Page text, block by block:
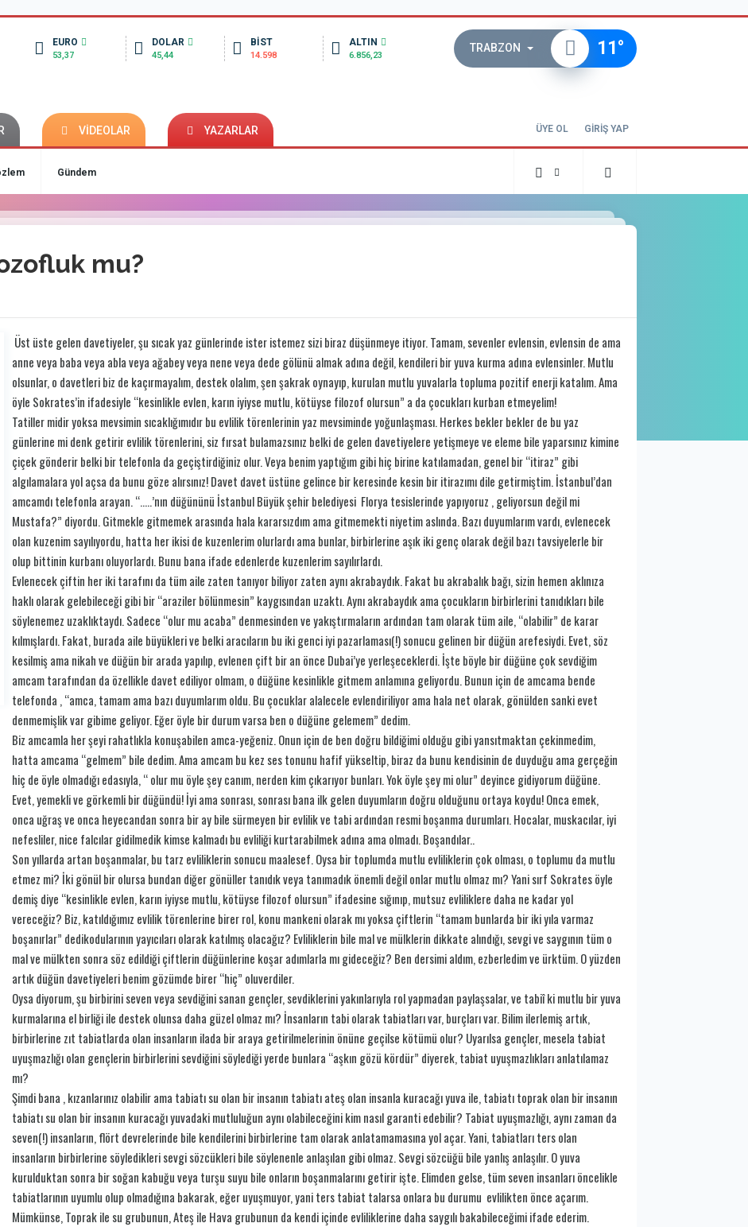
EURO
53,37
DOLAR
45,44
BİST
14.598
ALTIN
6.856,23
TRABZON 11°
VİDEOLAR YAZARLAR ÜYE OL GİRİŞ YAP
Gündem
mu?
Üst üste gelen davetiyeler, şu sıcak yaz günlerinde ister istemez sizi biraz düşünmeye itiyor. Tamam, sevenler evlensin, evlensin de ama
anne veya baba veya abla veya ağabey veya nene veya dede gölünü almak adına değil, kendileri bir yuva kurma adına evlensinler. Mutlu
olsunlar, o davetleri biz de kaçırmayalım, destek olalım, şen şakrak oynayıp, kurulan mutlu yuvalarla topluma pozitif enerji katalım. Ama
öyle Sokrates’in ifadesiyle “kesinlikle evlen, karın iyiyse mutlu, kötüyse filozof olursun” a da çocukları kurban etmeyelim!
Tatiller midir yoksa mevsimin sıcaklığımıdır bu evlilik törenlerinin yaz mevsiminde yoğunlaşması. Herkes bekler bekler de bu yaz
günlerine mi denk getirir evlilik törenlerini, siz fırsat bulamazsınız belki de gelen davetiyelere yetişmeye ve eleme bile yaparsınız kimine
çiçek gönderir belki bir telefonla da geçiştirdiğiniz olur. Veya benim yaptığım gibi hiç birine katılamadan, genel bir “itiraz” gibi
algılamalara yol açsa da bunu göze alırsınız! Davet davet üstüne gelince bir keresinde kesin bir itirazımı dile getirmiştim. İstanbul’dan
amcamdı telefonla arayan. “…..’nın düğününü İstanbul Büyük şehir belediyesi Florya tesislerinde yapıyoruz , geliyorsun değil mi
Mustafa?” diyordu. Gitmekle gitmemek arasında hala kararsızdım ama gitmemekti niyetim aslında. Bazı duyumlarım vardı, evlenecek
olan kuzenim sayılıyordu, hatta her ikisi de kuzenlerim olurlardı ama bunlar, birbirlerine aşık iki genç olarak değil bazı tavsiyelerle bir
olup bittinin kurbanı oluyorlardı. Bunu bana ifade edenlerde kuzenlerim sayılırlardı.
Evlenecek çiftin her iki tarafını da tüm aile zaten tanıyor biliyor zaten aynı akrabaydık. Fakat bu akrabalık bağı, sizin hemen aklınıza
haklı olarak gelebileceği gibi bir “araziler bölünmesin” kaygısından uzaktı. Aynı akrabaydık ama çocukların birbirlerini tanıdıkları bile
söylenemez uzaklıktaydı. Sadece “olur mu acaba” denmesinden ve yakıştırmaların ardından tam olarak tüm aile, “olabilir” de karar
kılmışlardı. Fakat, burada aile büyükleri ve belki aracıların bu iki genci iyi pazarlaması(!) sonucu gelinen bir düğün arefesiydi. Evet, söz
kesilmiş ama nikah ve düğün bir arada yapılıp, evlenen çift bir an önce Dubai’ye yerleşeceklerdi. İşte böyle bir düğüne çok sevdiğim
amcam tarafından da özellikle davet ediliyor olmam, o düğüne kesinlikle gitmem anlamına geliyordu. Bunun için de amcama bende
telefonda , “amca, tamam ama bazı duyumlarım oldu. Bu çocuklar alalecele evlendiriliyor ama hala net olarak, gönülden sanki evet
denmemişlik var gibime geliyor. Eğer öyle bir durum varsa ben o düğüne gelemem” dedim.
Biz amcamla her şeyi rahatlıkla konuşabilen amca-yeğeniz. Onun için de ben doğru bildiğimi olduğu gibi yansıtmaktan çekinmedim,
hatta amcama “gelmem” bile dedim. Ama amcam bu kez ses tonunu hafif yükseltip, biraz da bunu kendisinin de duyduğu ama gerçeğin
hiç de öyle olmadığı edasıyla, “ olur mu öyle şey canım, nerden kim çıkarıyor bunları. Yok öyle şey mi olur” deyince gidiyorum düğüne.
Evet, yemekli ve görkemli bir düğündü! İyi ama sonrası, sonrası bana ilk gelen duyumların doğru olduğunu ortaya koydu! Onca emek,
onca uğraş ve onca heyecandan sonra bir ay bile sürmeyen bir evlilik ve tabi ardından resmi boşanma durumları. Hocalar, muskacılar, iyi
nefesliler, nice falcılar gidilmedik kimse kalmadı bu evliliği kurtarabilmek adına ama olmadı. Boşandılar..
Son yıllarda artan boşanmalar, bu tarz evliliklerin sonucu maalesef. Oysa bir toplumda mutlu evliliklerin çok olması, o toplumu da mutlu
etmez mi? İki gönül bir olursa bundan diğer gönüller tanıdık veya tanımadık önemli değil onlar mutlu olmaz mı? Yani sırf Sokrates öyle
demiş diye “kesinlikle evlen, karın iyiyse mutlu, kötüyse filozof olursun” ifadesine sığınıp, mutsuz evliliklere daha ne kadar yol
vereceğiz? Biz, katıldığımız evlilik törenlerine birer rol, konu mankeni olarak mı yoksa çiftlerin “tamam bunlarda bir iki yıla varmaz
boşanırlar” dedikodularının yayıcıları olarak katılmış olacağız? Evliliklerin bile mal ve mülklerin dikkate alındığı, sevgi ve saygının tüm o
mal ve mülkten sonra söz edildiği çiftlerin düğünlerine koşar adımlarla mı gideceğiz? Ben dersimi aldım, ezberledim ve ürktüm. O yüzden
artık düğün davetiyeleri benim gözümde birer “hiç” oluverdiler.
Oysa diyorum, şu birbirini seven veya sevdiğini sanan gençler, sevdiklerini yakınlarıyla rol yapmadan paylaşsalar, ve tabiî ki mutlu bir yuva
kurmalarına el birliği ile destek olunsa daha güzel olmaz mı? İnsanların tabi olarak tabiatları var, burçları var. Bilim ilerlemiş artık,
birbirlerine zıt tabiatlarda olan insanların ilada bir araya getirilmelerinin önüne geçilse kötümü olur? Uyarılsa gençler, mesela tabiat
uyuşmazlığı olan gençlerin birbirlerini sevdiğini söylediği yerde bunlara “aşkın gözü kördür” diyerek, tabiat uyuşmazlıkları anlatılamaz
mı?
Şimdi bana , kızanlarınız olabilir ama tabiatı su olan bir insanın tabiatı ateş olan insanla kuracağı yuva ile, tabiatı toprak olan bir insanın
tabiatı su olan bir insanın kuracağı yuvadaki mutluluğun aynı olabileceğini kim nasıl garanti edebilir? Tabiat uyuşmazlığı, aynı zaman da
seven(!) insanların, flört devrelerinde bile kendilerini birbirlerine tam olarak anlatamamasına yol açar. Yani, tabiatları ters olan
insanların birbirlerine söyledikleri sevgi sözcükleri bile söylenenle anlaşılan gibi olmaz. Sevgi sözcüğü bile yanlış anlaşılır. O yuva
kurulduktan sonra bir soğan kabuğu veya turşu suyu bile onların boşanmalarını getirir işte. Elimden gelse, tüm seven insanları öncelikle
tabiatlarının uyumlu olup olmadığına bakarak, eğer uyuşmuyor, yani ters tabiat talarsa onlara bu durumu evlilikten önce açarım.
Mümkünse, Toprak ile su grubunun, Ateş ile Hava grubunun da kendi içinde evliliklerine daha saygılı bakabileceğimi ifade ederim.